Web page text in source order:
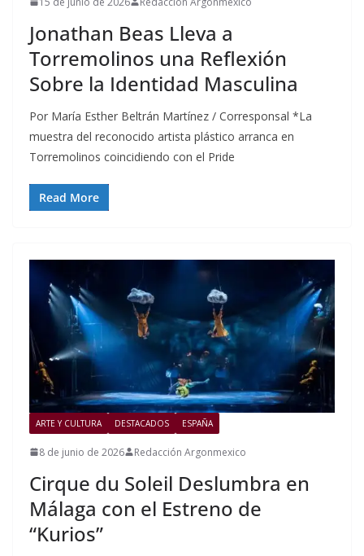
Jonathan Beas Lleva a
Torremolinos una Reflexión
Sobre la Identidad Masculina
Por María Esther Beltrán Martínez / Corresponsal *La
muestra del reconocido artista plástico arranca en
Torremolinos coincidiendo con el Pride
Read More
ARTE Y CULTURA DESTACADOS ESPAÑA
8 de junio de 2026 Redacción Argonmexico
Cirque du Soleil Deslumbra en
Málaga con el Estreno de
“Kurios”